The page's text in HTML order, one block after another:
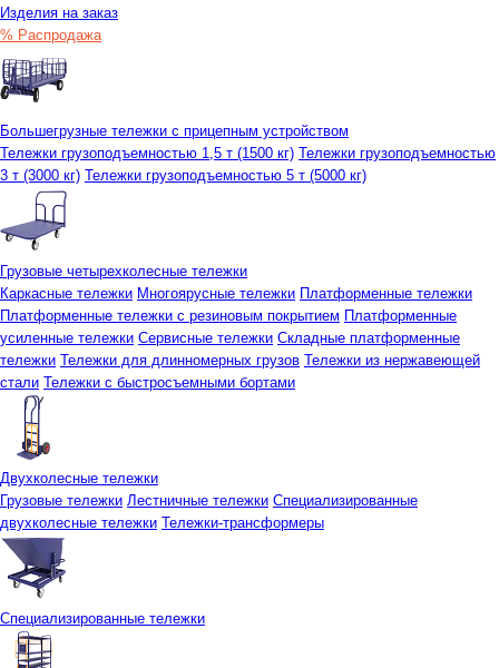
Изделия на заказ
% Распродажа
Большегрузные тележки с прицепным устройством
Тележки грузоподъемностью 1,5 т (1500 кг) Тележки грузоподъемностью
3 т (3000 кг) Тележки грузоподъемностью 5 т (5000 кг)
Грузовые четырехколесные тележки
Каркасные тележки Многоярусные тележки Платформенные тележки
Платформенные тележки с резиновым покрытием Платформенные
усиленные тележки Сервисные тележки Складные платформенные
тележки Тележки для длинномерных грузов Тележки из нержавеющей
стали Тележки с быстросъемными бортами
Двухколесные тележки
Грузовые тележки Лестничные тележки Специализированные
двухколесные тележки Тележки-трансформеры
Специализированные тележки